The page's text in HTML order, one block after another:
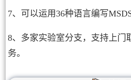
7、可以运用36种语言编写
8、多家实验室分支，支持上门
务。